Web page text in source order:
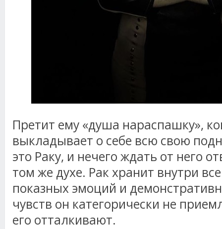
Претит ему «душа нараспашку»,
выкладывает о себе всю свою
это Раку, и нечего ждать от него
том же духе. Рак хранит внутри
показных эмоций и
чувств он категорически не
его отталкивают.